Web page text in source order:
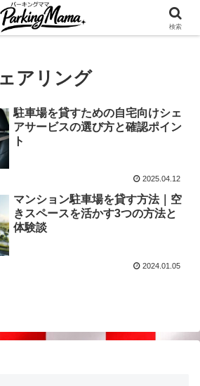
宅の駐車場を貸してゆとりget🍵
アリング
駐車場を貸すための自宅向けシェ
アサービスの選び方と確認ポイン
ト
2025.04.12
マンション駐車場を貸す方法｜空
きスペースを活かす3つの方法と
体験談
2024.01.05
検索